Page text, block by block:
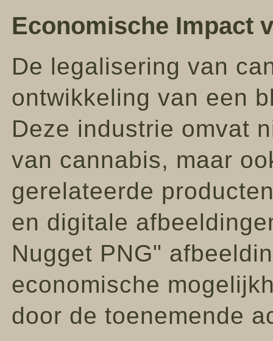
Economische Impact
De legalisering van
ontwikkeling van een
Deze industrie omvat
van cannabis, maar
gerelateerde
en digitale
Nugget PNG"
economische
door de toenemende